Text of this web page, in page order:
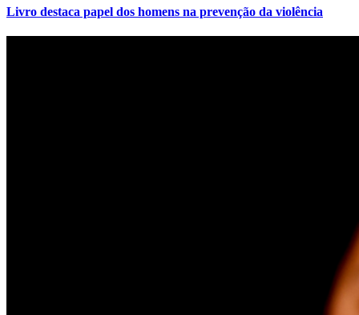
Livro destaca papel dos homens na prevenção da violência